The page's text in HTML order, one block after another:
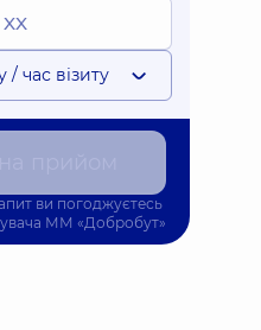
/ час візиту
ви погоджуєтесь
ММ «Добробут»